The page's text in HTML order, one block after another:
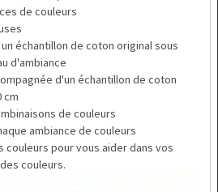
de couleurs
échantillon de coton original sous
d'ambiance
d'un échantillon de coton
cm
de couleurs
ambiance de couleurs
couleurs pour vous aider dans vos
couleurs.